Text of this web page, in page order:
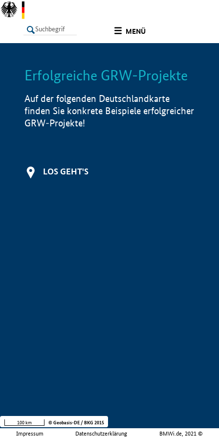
MENÜ
LISTE Info
Erfolgreiche GRW-Projekte
Auf der folgenden Deutschlandkarte
finden Sie konkrete Beispiele erfolgreicher
GRW-Projekte!
LOS GEHT'S
Impressum Datenschutzerklärung BMWi.de, 2021 ©
100 km © Geobasis-DE / BKG 2015